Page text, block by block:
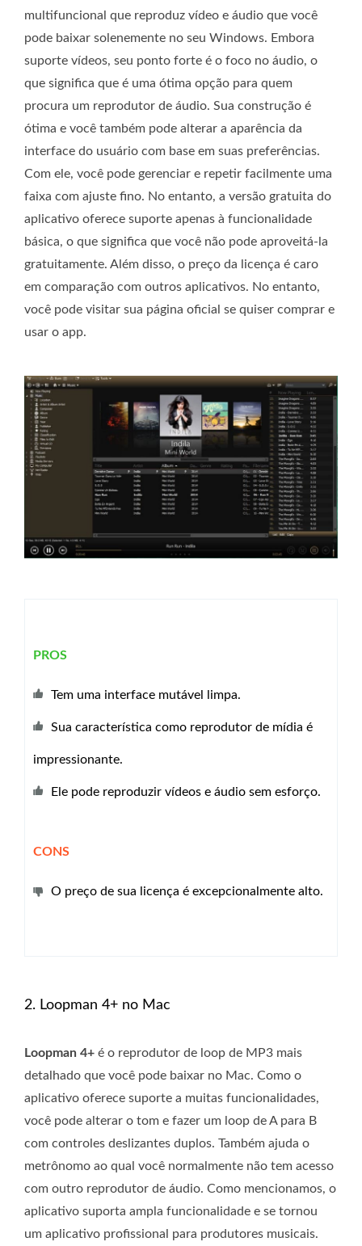
multifuncional que reproduz vídeo e áudio que você
pode baixar solenemente no seu Windows. Embora
suporte vídeos, seu ponto forte é o foco no áudio, o
que significa que é uma ótima opção para quem
procura um reprodutor de áudio. Sua construção é
ótima e você também pode alterar a aparência da
interface do usuário com base em suas preferências.
Com ele, você pode gerenciar e repetir facilmente uma
faixa com ajuste fino. No entanto, a versão gratuita do
aplicativo oferece suporte apenas à funcionalidade
básica, o que significa que você não pode aproveitá-la
gratuitamente. Além disso, o preço da licença é caro
em comparação com outros aplicativos. No entanto,
você pode visitar sua página oficial se quiser comprar e
usar o app.
PROS
Tem uma interface mutável limpa.
Sua característica como reprodutor de mídia é
impressionante.
Ele pode reproduzir vídeos e áudio sem esforço.
CONS
O preço de sua licença é excepcionalmente alto.
2. Loopman 4+ no Mac
Loopman 4+ é o reprodutor de loop de MP3 mais
detalhado que você pode baixar no Mac. Como o
aplicativo oferece suporte a muitas funcionalidades,
você pode alterar o tom e fazer um loop de A para B
com controles deslizantes duplos. Também ajuda o
metrônomo ao qual você normalmente não tem acesso
com outro reprodutor de áudio. Como mencionamos, o
aplicativo suporta ampla funcionalidade e se tornou
um aplicativo profissional para produtores musicais.